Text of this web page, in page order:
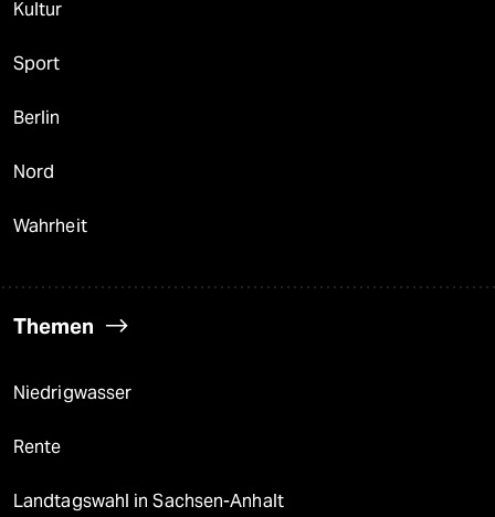
Kultur
Sport
Berlin
Nord
Wahrheit
Themen
Niedrigwasser
Rente
Landtagswahl in Sachsen-Anhalt